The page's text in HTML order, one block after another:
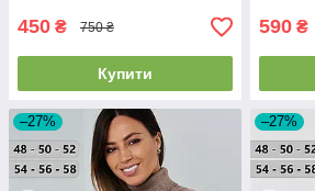
450 ₴ 750 ₴
Купити
590 ₴
–27% –27%